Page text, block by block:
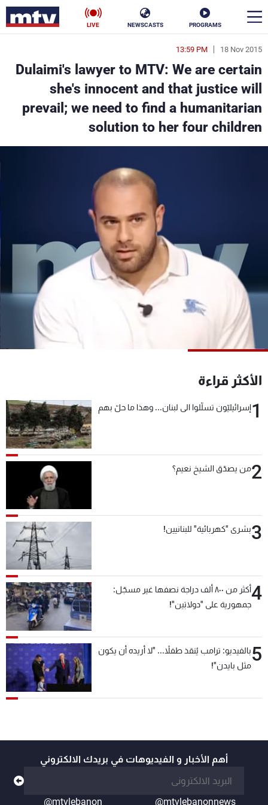
PROGRAMS
NEWSCASTS
LIVE
18 Nov 2015
13:59 PM
Dulaimi's lawyer to MTV: We are certain
she's innocent and that justice will
prevail; we need to find a humanitarian
solution to her four children
الأكثر قراءة
1إسرائيليّون تسلّلوا الى لبنان... وهذا ما حلّ بهم
2من يصدّق الشيخ نعيم؟
3بشرى "كهربائية" للبنانيين!
4
أكثر من ٨٠٠ ألف دراجة نصفها غير مسجّل:
جمهورية على "دولابَين"!
5بالفيديو: ترامب يُنقذ طفلاً... "لا أريده أن يكون
مثل بايدن"!
أهم الأخبار و الفيديوهات في بريدك الالكتروني
@mtvlebanonnews
@mtvlebanon
en
الأخبار
سياسة ناس
رياضة
البرامج
جدول البرامج
شاهد البرامج
الترددات
عن MTV
الإنـتـاج